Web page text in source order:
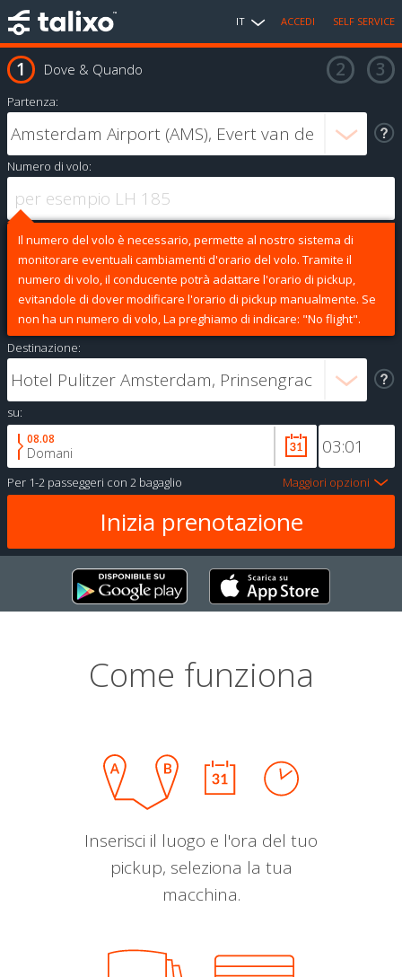
IT ACCEDI SELF SERVICE
Dove & Quando
Partenza:
Numero di volo:
Il numero del volo è necessario, permette al nostro sistema di
monitorare eventuali cambiamenti d'orario del volo. Tramite il
numero di volo, il conducente potrà adattare l'orario di pickup,
evitandole di dover modificare l'orario di pickup manualmente. Se
non ha un numero di volo, La preghiamo di indicare: "No flight".
Destinazione:
su:
08.08
Domani
Per 1-2 passeggeri con 2 bagaglio Maggiori opzioni
Come funziona
Inserisci il luogo e l'ora del tuo
pickup, seleziona la tua
macchina.